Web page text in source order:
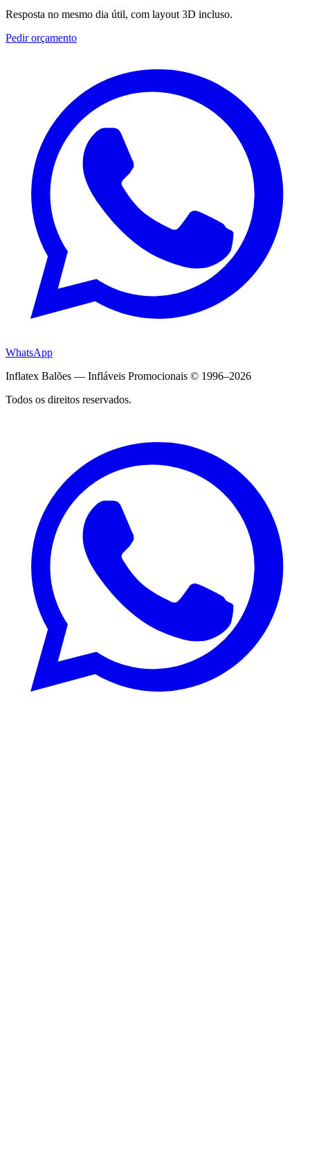
Resposta no mesmo dia útil, com layout 3D incluso.
Pedir orçamento
WhatsApp
Inflatex Balões — Infláveis Promocionais © 1996–2026
Todos os direitos reservados.